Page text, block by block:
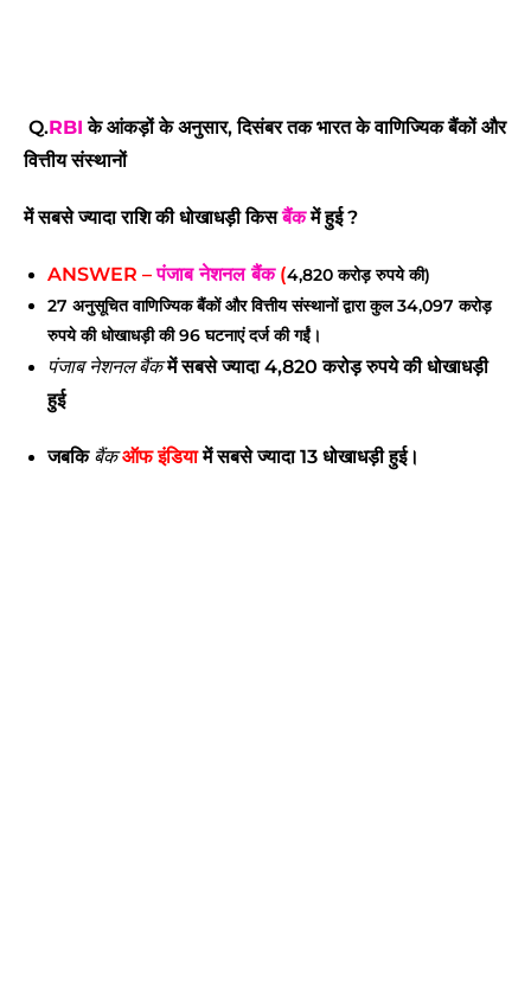
Q.RBI के आंकड़ों के अनुसार, दिसंबर तक भारत के वाणिज्यिक बैंकों और
वित्तीय संस्थानों
में सबसे ज्यादा राशि की धोखाधड़ी किसबैंकमें हुई ?
ANSWER –पंजाब नेशनल बैंक(4,820 करोड़ रुपये की)
27 अनुसूचित वाणिज्यिक बैंकों और वित्तीय संस्थानों द्वारा कुल 34,097 करोड़
रुपये की धोखाधड़ी की 96 घटनाएं दर्ज की गईं।
पंजाब नेशनल बैंकमें सबसे ज्यादा 4,820 करोड़ रुपये की धोखाधड़ी
हुई
जबकि बैंकऑफ इंडियामें सबसे ज्यादा 13 धोखाधड़ी हुई।